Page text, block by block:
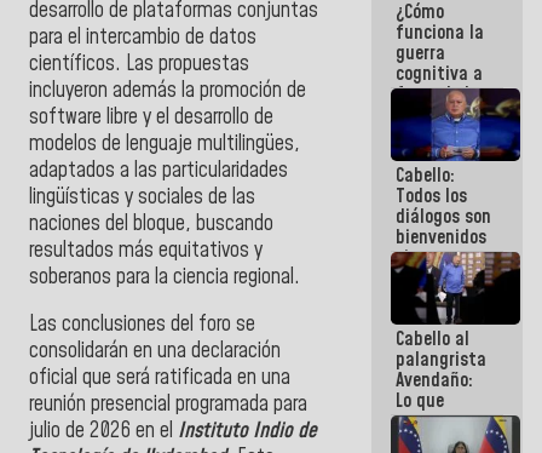
desarrollo de plataformas conjuntas
para el intercambio de datos
científicos. Las propuestas
incluyeron además la promoción de
software libre y el desarrollo de
modelos de lenguaje multilingües,
adaptados a las particularidades
lingüísticas y sociales de las
naciones del bloque, buscando
resultados más equitativos y
soberanos para la ciencia regional.
Las conclusiones del foro se
consolidarán en una declaración
oficial que será ratificada en una
reunión presencial programada para
julio de 2026 en el Instituto Indio de
Aeropuerto
Internacional
de
Maiquetía
¿Cómo
funciona la
guerra
cognitiva a
favor de la
narrativa
hegemónica?
(1)
Cabello:
Todos los
diálogos son
bienvenidos
siempre que
estén en el
marco de la
Constitución
de la
República
Cabello al
palangrista
Avendaño:
Lo que
vayas a
escribir